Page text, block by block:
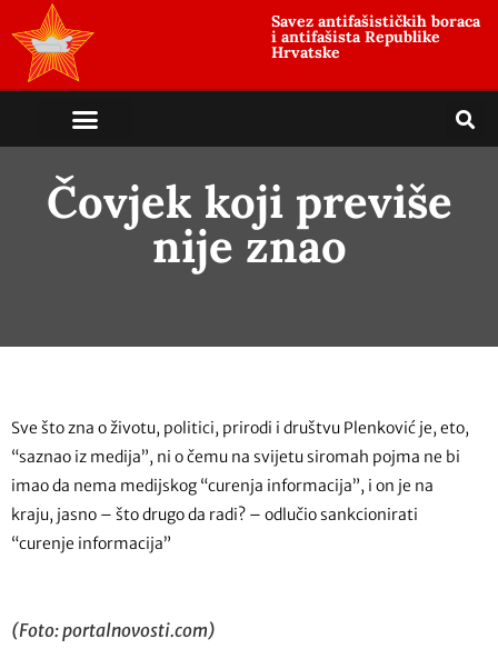
Savez antifašističkih boraca
i antifašista Republike
Hrvatske
Čovjek koji previše
nije znao
Sve što zna o životu, politici, prirodi i društvu Plenković je, eto,
“saznao iz medija”, ni o čemu na svijetu siromah pojma ne bi
imao da nema medijskog “curenja informacija”, i on je na
kraju, jasno – što drugo da radi? – odlučio sankcionirati
“curenje informacija”
(Foto: portalnovosti.com)